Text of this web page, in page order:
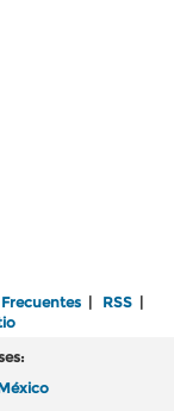
| RSS |